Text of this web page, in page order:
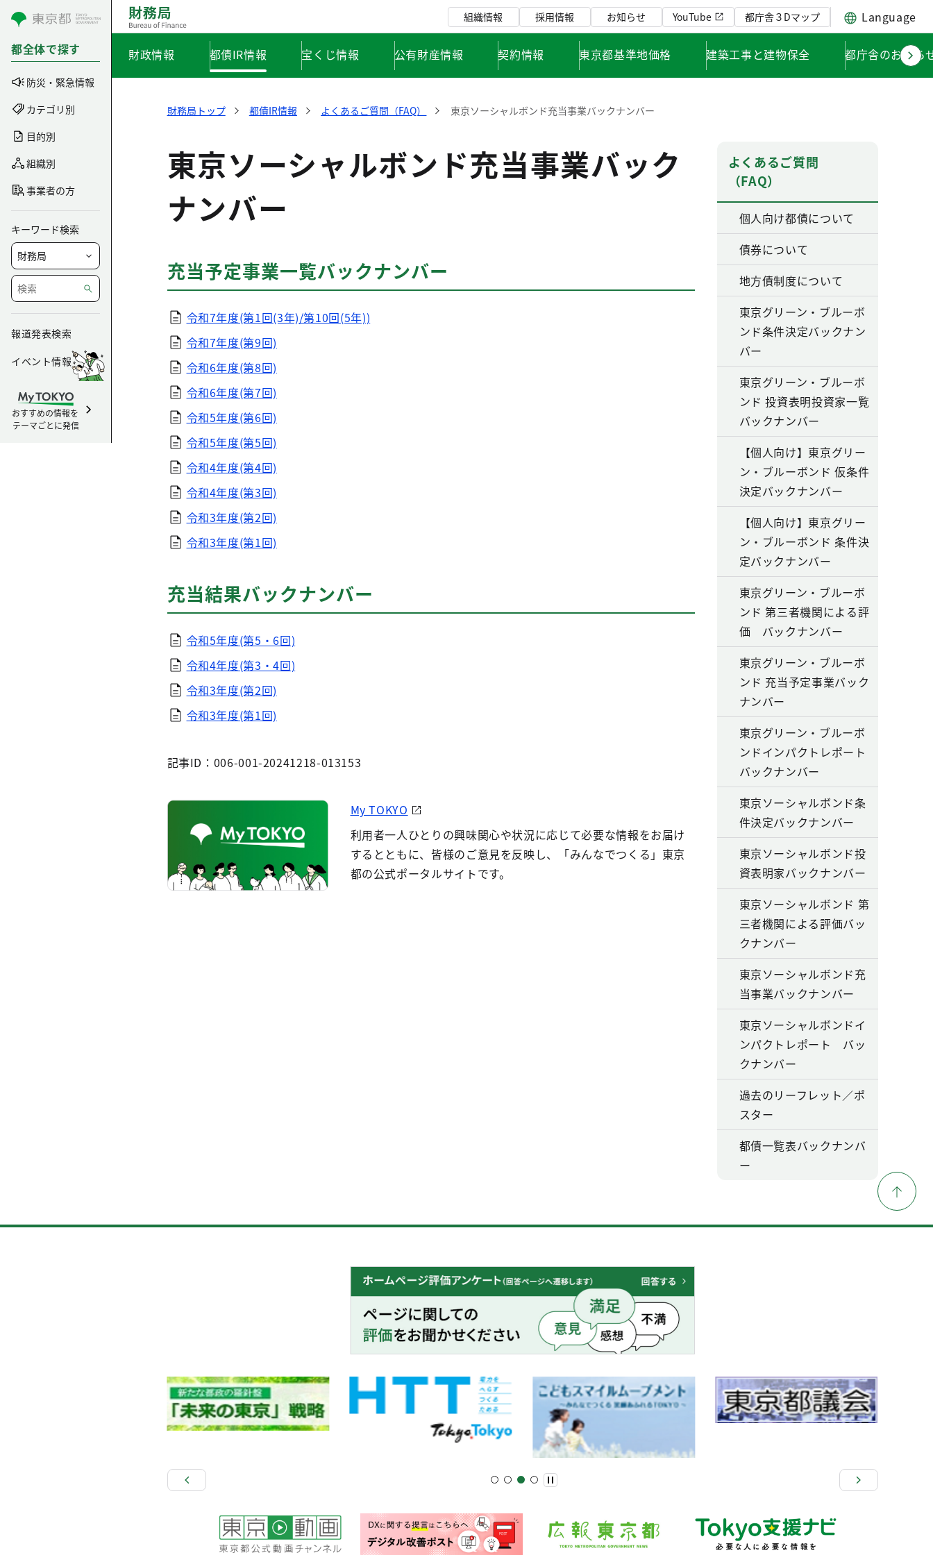
コンテンツにスキップ
都全体で探す
防災・緊急情報
カテゴリ別
目的別
組織別
事業者の方
キーワード検索
報道発表検索
イベント情報
おすすめの情報を
テーマごとに発信
組織情報 採用情報 お知らせ YouTube 都庁舎３Dマップ Language
財政情報 都債IR情報 宝くじ情報 公有財産情報 契約情報 東京都基準地価格 建築工事と建物保全 都庁舎のお知ら
財務局トップ 都債IR情報 よくあるご質問（FAQ） 東京ソーシャルボンド充当事業バックナンバー
東京ソーシャルボンド充当事業バック
ナンバー
充当予定事業一覧バックナンバー
令和7年度(第1回(3年)/第10回(5年))
令和7年度(第9回)
令和6年度(第8回)
令和6年度(第7回)
令和5年度(第6回)
令和5年度(第5回)
令和4年度(第4回)
令和4年度(第3回)
令和3年度(第2回)
令和3年度(第1回)
充当結果バックナンバー
令和5年度(第5・6回)
令和4年度(第3・4回)
令和3年度(第2回)
令和3年度(第1回)
記事ID：006-001-20241218-013153
My TOKYO
利用者一人ひとりの興味関心や状況に応じて必要な情報をお届け
するとともに、皆様のご意見を反映し、「みんなでつくる」東京
都の公式ポータルサイトです。
よくあるご質問
（FAQ）
個人向け都債について
債券について
地方債制度について
東京グリーン・ブルーボ
ンド条件決定バックナン
バー
東京グリーン・ブルーボ
ンド 投資表明投資家一覧
バックナンバー
【個人向け】東京グリー
ン・ブルーボンド 仮条件
決定バックナンバー
【個人向け】東京グリー
ン・ブルーボンド 条件決
定バックナンバー
東京グリーン・ブルーボ
ンド 第三者機関による評
価 バックナンバー
東京グリーン・ブルーボ
ンド 充当予定事業バック
ナンバー
東京グリーン・ブルーボ
ンドインパクトレポート
バックナンバー
東京ソーシャルボンド条
件決定バックナンバー
東京ソーシャルボンド投
資表明家バックナンバー
東京ソーシャルボンド 第
三者機関による評価バッ
クナンバー
東京ソーシャルボンド充
当事業バックナンバー
東京ソーシャルボンドイ
ンパクトレポート バッ
クナンバー
過去のリーフレット／ポ
スター
都債一覧表バックナンバ
ー